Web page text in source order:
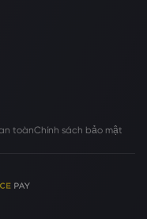
toànChính sách bảo mật